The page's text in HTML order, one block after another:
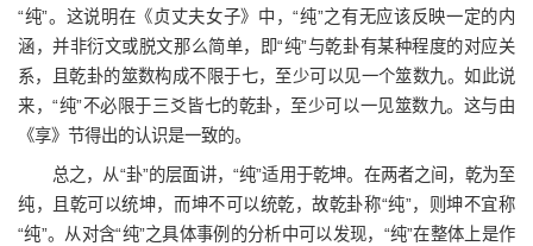
“纯”。这说明在《贞丈夫女子》中，“纯”之有无应该反映一定的内
涵，并非衍文或脱文那么简单，即“纯”与乾卦有某种程度的对应关
系，且乾卦的筮数构成不限于七，至少可以见一个筮数九。如此说
来，“纯”不必限于三爻皆七的乾卦，至少可以一见筮数九。这与由
《享》节得出的认识是一致的。
总之，从“卦”的层面讲，“纯”适用于乾坤。在两者之间，乾为至
纯，且乾可以统坤，而坤不可以统乾，故乾卦称“纯”，则坤不宜称
“纯”。从对含“纯”之具体事例的分析中可以发现，“纯”在整体上是作